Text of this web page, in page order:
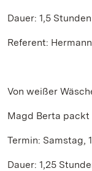
Dauer: 1,5 Stunden
Referent:
Von weißer
Magd Berta packt
Termin: Samstag,
Dauer: 1,25